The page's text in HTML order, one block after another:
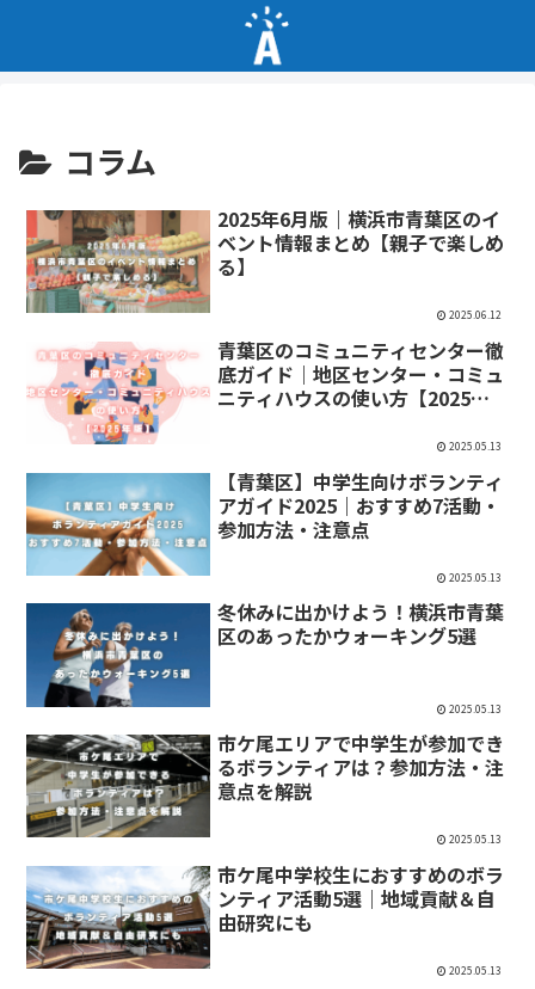
コラム
2025年6月版｜横浜市青葉区のイ
ベント情報まとめ【親子で楽しめ
る】
2025.06.12
青葉区のコミュニティセンター徹
底ガイド｜地区センター・コミュ
ニティハウスの使い方【2025年
2025.05.13
【青葉区】中学生向けボランティ
アガイド2025｜おすすめ7活動・
参加方法・注意点
2025.05.13
冬休みに出かけよう！横浜市青葉
区のあったかウォーキング5選
2025.05.13
市ケ尾エリアで中学生が参加でき
るボランティアは？参加方法・注
意点を解説
2025.05.13
市ケ尾中学校生におすすめのボラ
ンティア活動5選｜地域貢献＆自
由研究にも
2025.05.13